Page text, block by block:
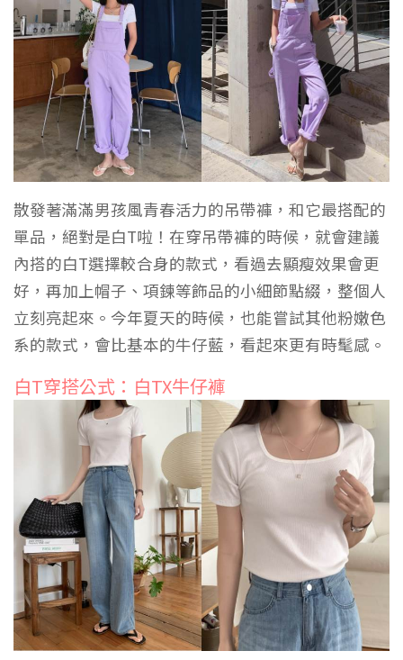
散發著滿滿男孩風青春活力的吊帶褲，和它最搭配的
單品，絕對是白T啦！在穿吊帶褲的時候，就會建議
內搭的白T選擇較合身的款式，看過去顯瘦效果會更
好，再加上帽子、項鍊等飾品的小細節點綴，整個人
立刻亮起來。今年夏天的時候，也能嘗試其他粉嫩色
系的款式，會比基本的牛仔藍，看起來更有時髦感。
白T穿搭公式：白TX牛仔褲